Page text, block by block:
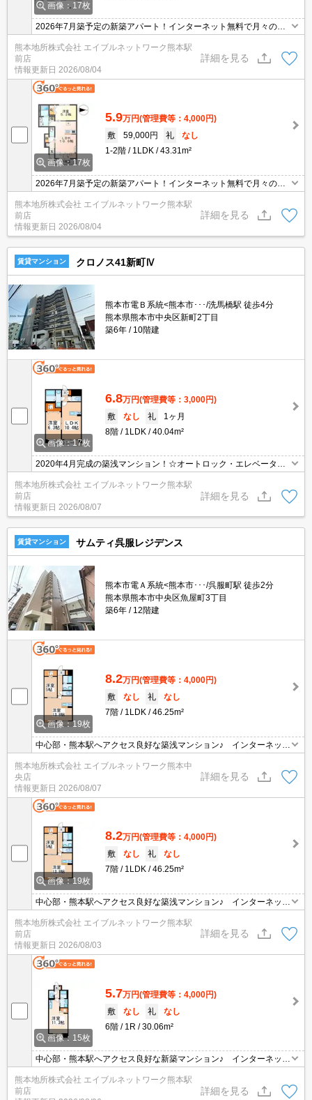
画像：17枚
2026年7月築予定の新築アパート！インターネット無料で月々の通
信費がお得☆駐車場も2台確保可能！宅配ボックス付きで荷物の受
取も楽々♪追い焚き・浴室乾燥機・独立洗面台などその他設備も充実
熊本地所株式会社 エイブルネットワーク熊本駅
前店
情報更新日 2026/08/04
詳細を見る
画像：17枚
5.9万円(管理費等：4,000円)
敷
59,000円 礼
なし
1-2階
1LDK 43.31m²
2026年7月築予定の新築アパート！インターネット無料で月々の通
信費がお得☆駐車場も2台確保可能！宅配ボックス付きで荷物の受
取も楽々♪追い焚き・浴室乾燥機・独立洗面台などその他設備も充実
熊本地所株式会社 エイブルネットワーク熊本駅
前店
情報更新日 2026/08/04
詳細を見る
賃貸マンション クロノス41新町Ⅳ
熊本市電Ｂ系統<熊本市･･･/洗馬橋駅 徒歩4分
熊本県熊本市中央区新町2丁目
築6年
10階建
画像：17枚
6.8万円(管理費等：3,000円)
敷
なし 礼
1ヶ月
8階
1LDK 40.04m²
2020年4月完成の築浅マンション！☆オートロック・エレベーター
内にコンビニやスーパー、郵便局、銀行、病院など便利な商業施設
熊本地所株式会社 エイブルネットワーク熊本駅
前店
情報更新日 2026/08/07
詳細を見る
賃貸マンション サムティ呉服レジデンス
熊本市電Ａ系統<熊本市･･･/呉服町駅 徒歩2分
熊本県熊本市中央区魚屋町3丁目
築6年
12階建
画像：19枚
8.2万円(管理費等：4,000円)
敷
なし 礼
なし
7階
1LDK 46.25m²
中心部・熊本駅へアクセス良好な築浅マンション♪ インターネット
無料で月々の費用がお得♪ オートロック。TVインターホン・防犯
カメラ付きで防犯面GOOD♪ 中心部や熊本駅へお勤め・ご通学の方
熊本地所株式会社 エイブルネットワーク熊本中
央店
情報更新日 2026/08/07
詳細を見る
画像：19枚
8.2万円(管理費等：4,000円)
敷
なし 礼
なし
7階
1LDK 46.25m²
中心部・熊本駅へアクセス良好な築浅マンション♪ インターネット
無料で月々の費用がお得♪ オートロック。TVインターホン・防犯
カメラ付きで防犯面GOOD♪ 中心部や熊本駅へお勤め・ご通学の方
熊本地所株式会社 エイブルネットワーク熊本駅
前店
情報更新日 2026/08/03
詳細を見る
画像：15枚
5.7万円(管理費等：4,000円)
敷
なし 礼
なし
6階
1R 30.06m²
中心部・熊本駅へアクセス良好な新築マンション♪ インターネット
カメラ付きで防犯面GOOD♪ 中心部や熊本駅へお勤め・ご通学の方
熊本地所株式会社 エイブルネットワーク熊本駅
前店
詳細を見る